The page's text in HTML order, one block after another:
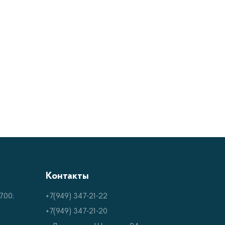
Контакты
+7(949) 347-21-22
+7(949) 347-21-20